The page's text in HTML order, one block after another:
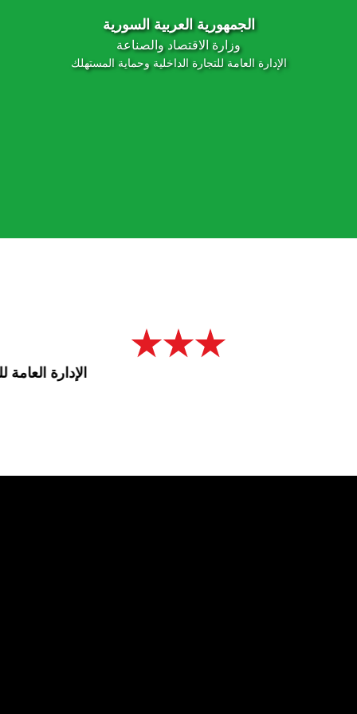
الجمهورية العربية السورية
وزارة الاقتصاد والصناعة
الإدارة العامة للتجارة الداخلية وحماية المستهلك
الإدارة العامة